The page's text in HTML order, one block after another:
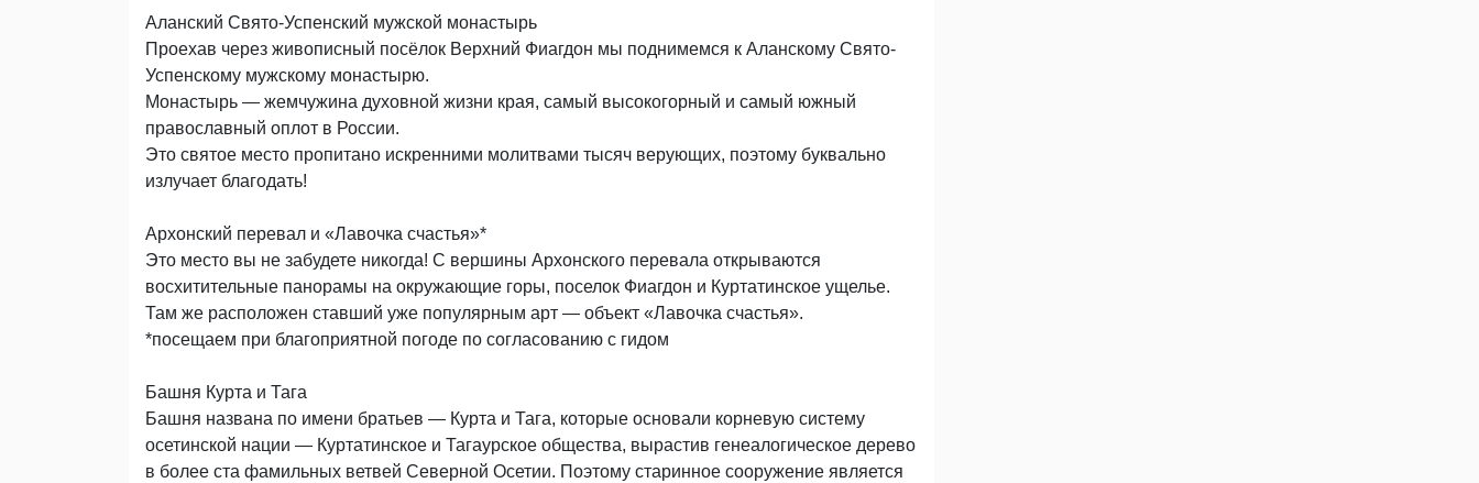
Аланский Свято-Успенский мужской монастырь
Проехав через живописный посёлок Верхний Фиагдон мы поднимемся к Аланскому Свято-
Успенскому мужскому монастырю.
Монастырь — жемчужина духовной жизни края, самый высокогорный и самый южный
православный оплот в России.
Это святое место пропитано искренними молитвами тысяч верующих, поэтому буквально
излучает благодать!
Архонский перевал и «Лавочка счастья»*
Это место вы не забудете никогда! С вершины Архонского перевала открываются
восхитительные панорамы на окружающие горы, поселок Фиагдон и Куртатинское ущелье.
Там же расположен ставший уже популярным арт — объект «Лавочка счастья».
*посещаем при благоприятной погоде по согласованию с гидом
Башня Курта и Тага
Башня названа по имени братьев — Курта и Тага, которые основали корневую систему
осетинской нации — Куртатинское и Тагаурское общества, вырастив генеалогическое дерево
в более ста фамильных ветвей Северной Осетии. Поэтому старинное сооружение является